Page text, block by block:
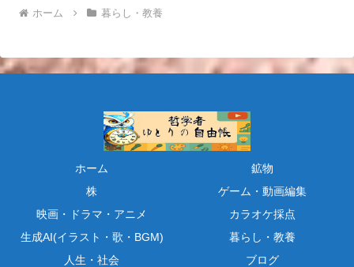
ホーム 暮らし・教養
ホーム
鉱物
株
ゲーム・動画編集
映画・ドラマ・アニメ
カラオケ採点
生成AI(イラスト・歌・BGM)
暮らし・教養
人生・社会
ブログ